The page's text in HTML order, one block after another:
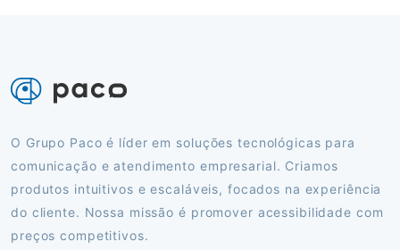
O Grupo Paco é líder em soluções tecnológicas para
comunicação e atendimento empresarial. Criamos
produtos intuitivos e escaláveis, focados na experiência
do cliente. Nossa missão é promover acessibilidade com
preços competitivos.